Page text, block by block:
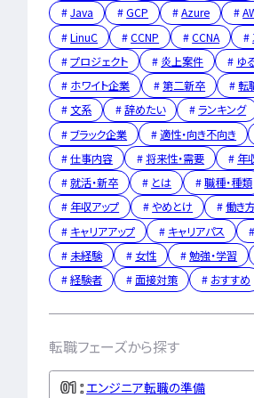
Java
GCP Azure
LinuC
CCNP CCNA
プロジェクト
炎上案件
ゆ
ホワイト企業
第二新卒 転
文系
辞めたい ランキング
ブラック企業
適性・向き不向き
仕事内容
将来性・需要
年
就活・新卒
とは 職種・種類
年収アップ
やめとけ
働き
キャリアアップ
キャリアパス
未経験
女性 勉強・学習
経験者
面接対策 おすすめ
転職フェーズから探す
エンジニア転職の準備